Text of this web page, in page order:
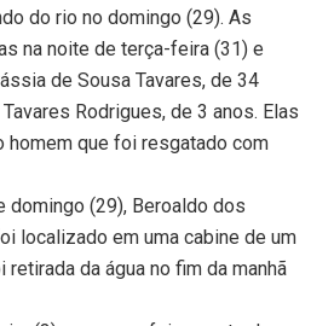
do rio no domingo (29). As
na noite de terça-feira (31) e
de Sousa Tavares, de 34
Rodrigues, de 3 anos. Elas
homem que foi resgatado com
domingo (29), Beroaldo dos
localizado em uma cabine de um
retirada da água no fim da manhã